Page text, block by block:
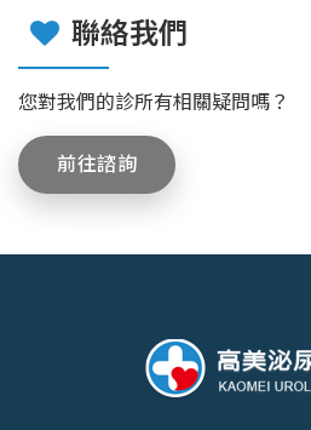
聯絡我們
您對我們的診所有相關疑問嗎？
前往諮詢